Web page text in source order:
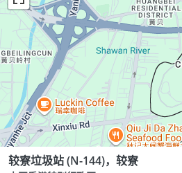
较寮垃圾站 (N-144)，较寮